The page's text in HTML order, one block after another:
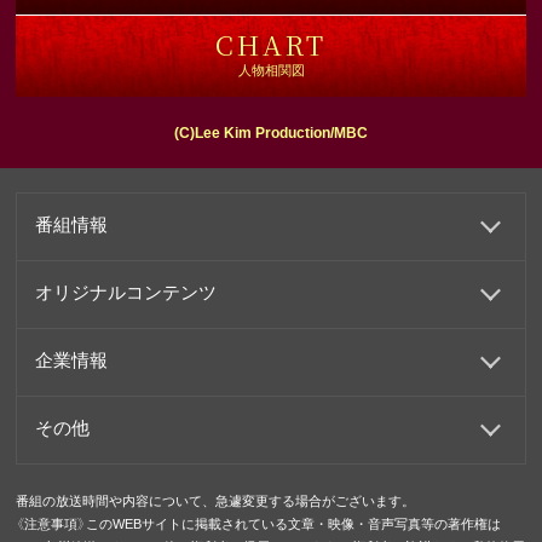
CHART
人物相関図
(C)Lee Kim Production/MBC
番組情報
オリジナルコンテンツ
企業情報
その他
番組の放送時間や内容について、急遽変更する場合がございます。
《注意事項》このWEBサイトに掲載されている文章・映像・音声写真等の著作権は